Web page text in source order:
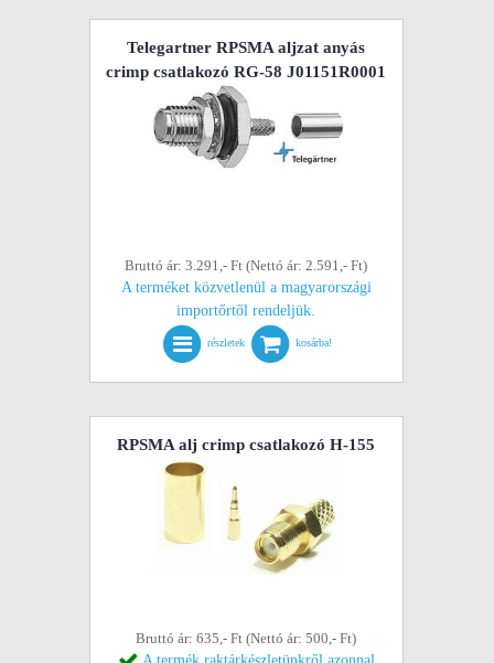
Telegartner RPSMA aljzat anyás
crimp csatlakozó RG-58 J01151R0001
Bruttó ár: 3.291,- Ft (Nettó ár: 2.591,- Ft)
A terméket közvetlenül a magyarországi
importőrtől rendeljük.
részletek kosárba!
RPSMA alj crimp csatlakozó H-155
Bruttó ár: 635,- Ft (Nettó ár: 500,- Ft)